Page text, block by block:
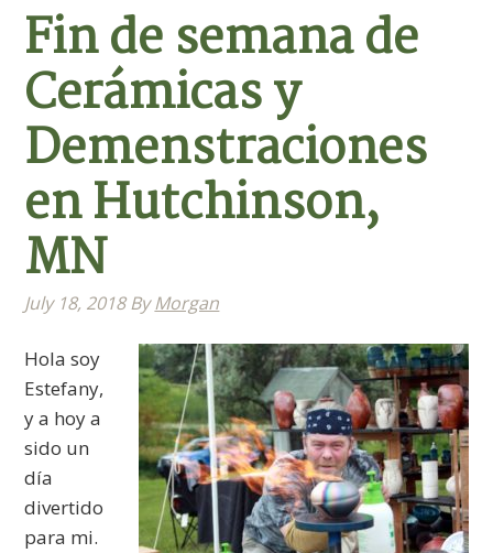
Fin de semana de
Cerámicas y
Demenstraciones
en Hutchinson,
MN
July 18, 2018ByMorgan
Hola soy
Estefany,
y a hoy a
sido un
día
divertido
para mi.